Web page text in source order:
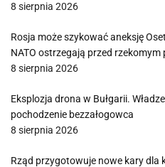
8 sierpnia 2026
Rosja może szykować aneksję
NATO ostrzegają przed rzekomym
8 sierpnia 2026
Eksplozja drona w Bułgarii.
pochodzenie bezzałogowca
8 sierpnia 2026
Rząd przygotowuje nowe kary dla